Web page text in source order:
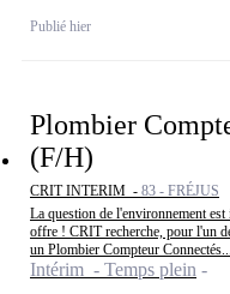
Publié hier
Plombier
(F/H)
CRIT INTERIM - 83 - FRÉJUS
La question de l'environnement
offre ! CRIT recherche, pour l'un
un Plombier Compteur Connectés...
Intérim - Temps plein